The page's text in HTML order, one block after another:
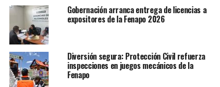
2,700 Litros de diesel.
153,600 Litros de combustible.
14 vehículos.
Otros:
Gobernación arranca entrega de licencias a
expositores de la Fenapo 2026
Diversión segura: Protección Civil refuerza
inspecciones en juegos mecánicos de la
Fenapo